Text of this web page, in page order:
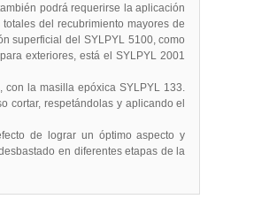
podrá requerirse la aplicación
del recubrimiento mayores de
superficial del SYLPYL 5100, como
exteriores, está el SYLPYL 2001
la masilla epóxica SYLPYL 133.
cortar, respetándolas y aplicando el
de lograr un óptimo aspecto y
en diferentes etapas de la